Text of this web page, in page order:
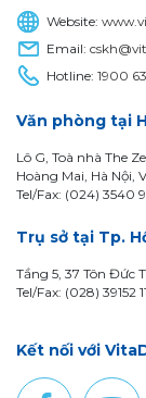
Website:
Email:
Hotline:1900
Văn phòng tại
Lô G, Toà nhà The
Hoàng Mai, Hà Nội,
Tel/Fax: (024) 3540
Trụ sở tại Tp.
Tầng 5, 37 Tôn Đức
Tel/Fax: (028) 39152
Kết nối với